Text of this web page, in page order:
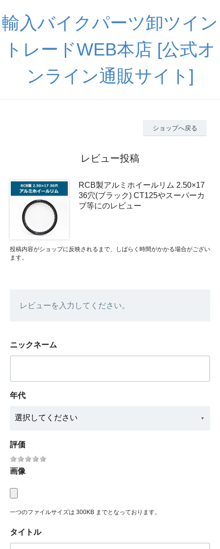
輸入バイクパーツ卸ツイン
トレードWEB本店 [公式オ
ンライン通販サイト]
ショップへ戻る
レビュー投稿
RCB製アルミホイールリム 2.50×17
36穴(ブラック) CT125やスーパーカ
ブ等にのレビュー
投稿内容がショップに反映されるまで、しばらく時間がかかる場合がござい
ます。
レビューを入力してください。
ニックネーム
年代
評価
画像
一つのファイルサイズは 300KB までとなっております。
タイトル